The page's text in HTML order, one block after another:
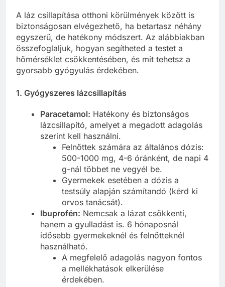
A láz csillapítása otthoni körülmények között is
biztonságosan elvégezhető, ha betartasz néhány
egyszerű, de hatékony módszert. Az alábbiakban
összefoglaljuk, hogyan segítheted a testet a
hőmérséklet csökkentésében, és mit tehetsz a
gyorsabb gyógyulás érdekében.
1. Gyógyszeres lázcsillapítás
Paracetamol: Hatékony és biztonságos
lázcsillapító, amelyet a megadott adagolás
szerint kell használni.
Felnőttek számára az általános dózis:
500-1000 mg, 4-6 óránként, de napi 4
g-nál többet ne vegyél be.
Gyermekek esetében a dózis a
testsúly alapján számítandó (kérd ki
orvos tanácsát).
Ibuprofén: Nemcsak a lázat csökkenti,
hanem a gyulladást is. 6 hónaposnál
idősebb gyermekeknél és felnőtteknél
használható.
A megfelelő adagolás nagyon fontos
a mellékhatások elkerülése
érdekében.